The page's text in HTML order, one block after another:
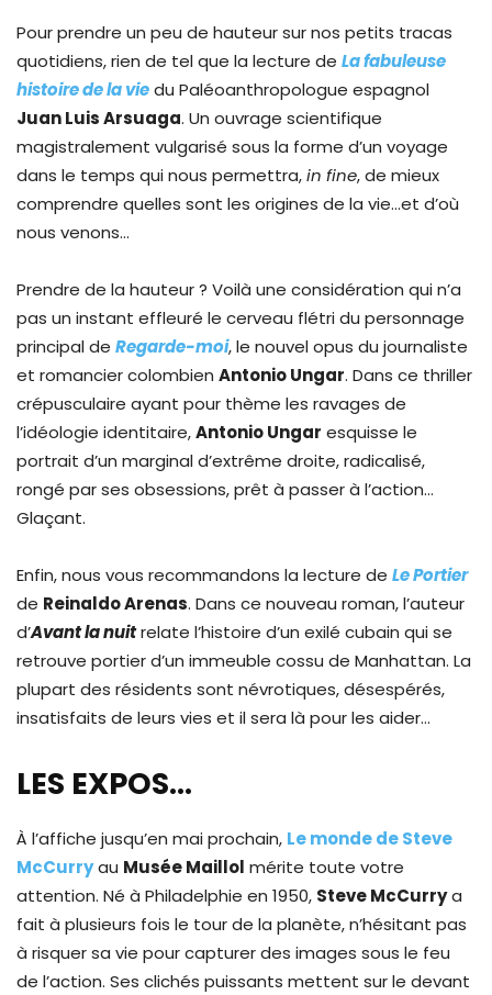
Pour prendre un peu de hauteur sur nos petits tracas
quotidiens, rien de tel que la lecture de La fabuleuse
histoire de la viedu Paléoanthropologue espagnol
Juan Luis Arsuaga. Un ouvrage scientifique
magistralement vulgarisé sous la forme d’un voyage
dans le temps qui nous permettra,in fine, de mieux
comprendre quelles sont les origines de la vie…et d’où
nous venons…
Prendre de la hauteur ? Voilà une considération qui n’a
pas un instant effleuré le cerveau flétri du personnage
principal de Regarde-moi, le nouvel opus du journaliste
et romancier colombien Antonio Ungar. Dans ce thriller
crépusculaire ayant pour thème les ravages de
l’idéologie identitaire,Antonio Ungar esquisse le
portrait d’un marginal d’extrême droite, radicalisé,
rongé par ses obsessions, prêt à passer à l’action…
Glaçant.
Enfin, nous vous recommandons la lecture de Le Portier
de Reinaldo Arenas. Dans ce nouveau roman, l’auteur
d’Avant la nuitrelate l’histoire d’un exilé cubain qui se
retrouve portier d’un immeuble cossu de Manhattan. La
plupart des résidents sont névrotiques, désespérés,
insatisfaits de leurs vies et il sera là pour les aider…
LES EXPOS…
À l’affiche jusqu’en mai prochain, Le monde de Steve
McCurryau Musée Maillol mérite toute votre
attention. Né à Philadelphie en 1950, Steve McCurrya
fait à plusieurs fois le tour de la planète, n’hésitant pas
à risquer sa vie pour capturer des images sous le feu
de l’action. Ses clichés puissants mettent sur le devant